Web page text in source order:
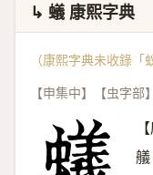
↳ 蟻 康熙字典
（康熙字典未收錄
【申集中】【虫字